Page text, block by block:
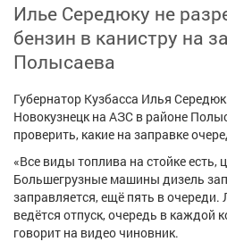
Объявления Недвижимость
Работа Транспорт
Илье Середюку не
бензин в канистру на
Полысаева
Губернатор Кузбасса Илья
Новокузнецк на АЗС в районе
проверить, какие на заправке
«Все виды топлива на стойке есть,
Большегрузные машины дизель
заправляется, ещё пять в
ведётся отпуск, очередь в каждой
говорит на видео чиновник.